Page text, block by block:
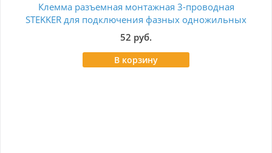
Клемма разъемная монтажная 3-проводная
STEKKER для подключения фазных одножильных
проводников, LD700-413 39879
52 руб.
В корзину